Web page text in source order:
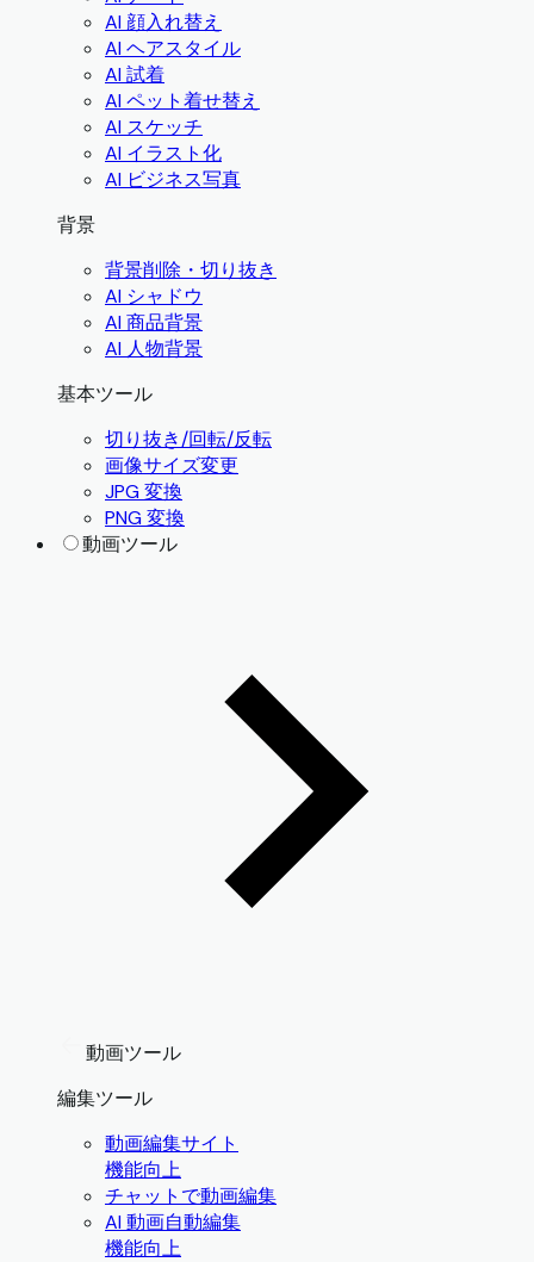
AI 顔入れ替え
AI ヘアスタイル
AI 試着
AI ペット着せ替え
AI スケッチ
AI イラスト化
AI ビジネス写真
背景
背景削除・切り抜き
AI シャドウ
AI 商品背景
AI 人物背景
基本ツール
切り抜き/回転/反転
画像サイズ変更
JPG 変換
PNG 変換
動画ツール
動画ツール
編集ツール
動画編集サイト
機能向上
チャットで動画編集
AI 動画自動編集
機能向上